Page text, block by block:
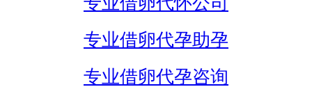
专业借卵代孕助孕
专业借卵代孕咨询